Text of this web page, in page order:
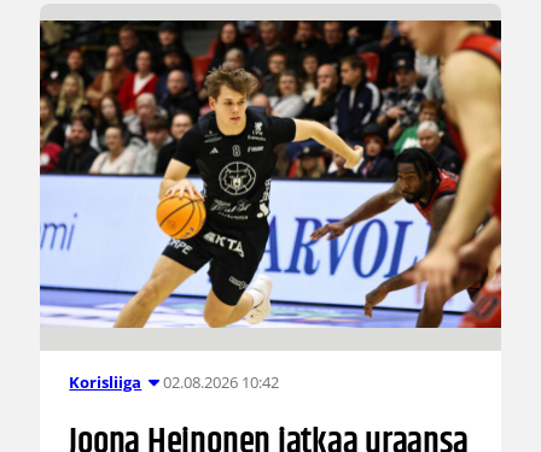
Korisliiga 02.08.2026 10:42